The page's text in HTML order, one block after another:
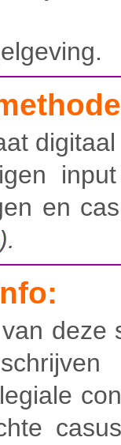
en
deze